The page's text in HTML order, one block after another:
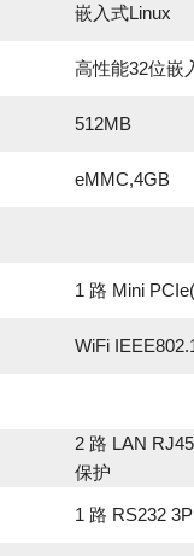
嵌入式Linux
高性能32位嵌
512MB
eMMC,4GB
1 路 Mini
WiFi
2 路 LAN
保护
1 路 RS232